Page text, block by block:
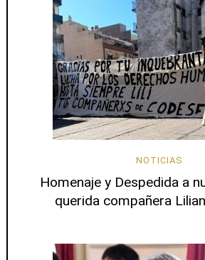
NOTICIAS
Homenaje y Despedida a
querida compañera